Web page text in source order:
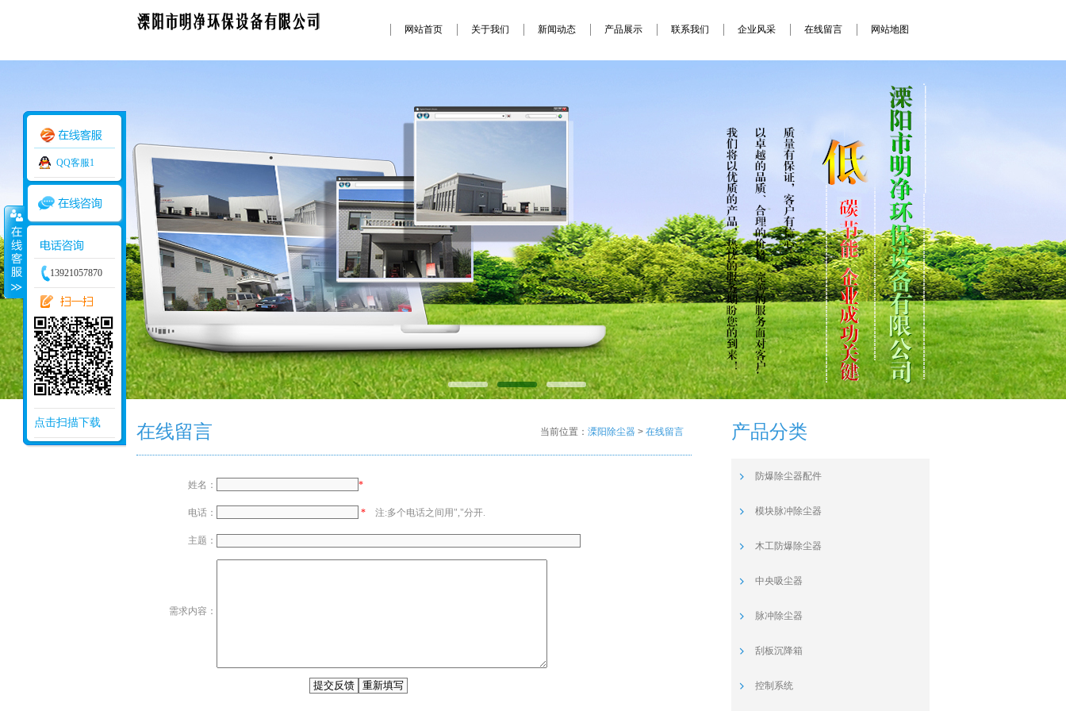
网站首页 关于我们 新闻动态 产品展示 联系我们 企业风采 在线留言 网站地图
在线留言 当前位置： 溧阳除尘器 > 在线留言
姓名： *
电话： * 注:多个电话之间用","分开.
主题：
需求内容：
产品分类
防爆除尘器配件
模块脉冲除尘器
木工防爆除尘器
中央吸尘器
脉冲除尘器
刮板沉降箱
控制系统
QQ客服1
13921057870
点击扫描下载